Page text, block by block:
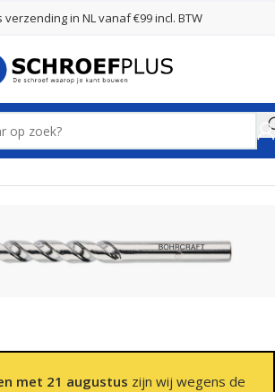
verzending in NL vanaf €99 incl. BTW
met 21 augustus zijn wij wegens de